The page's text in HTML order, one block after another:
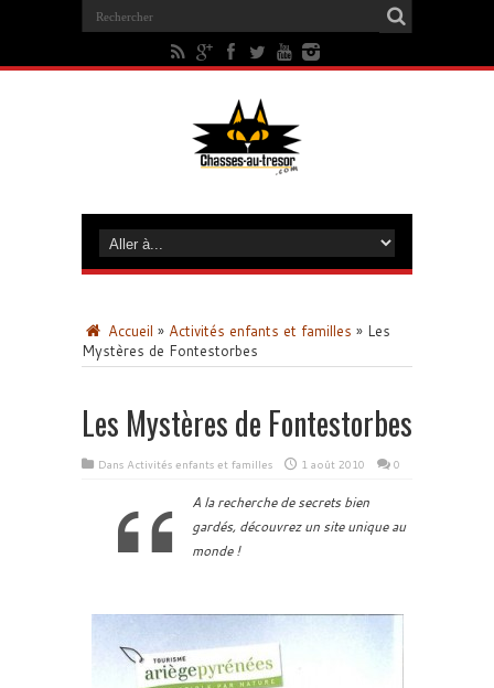
Accueil » Activités enfants et familles » Les
Mystères de Fontestorbes
Les Mystères de Fontestorbes
Dans Activités enfants et familles 1 août 2010 0
A la recherche de secrets bien
gardés, découvrez un site unique au
monde !